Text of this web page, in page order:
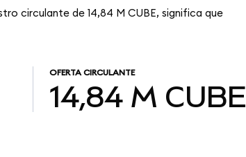
circulante de 14,84 M CUBE, significa que
OFERTA CIRCULANTE
14,84 M CUBE